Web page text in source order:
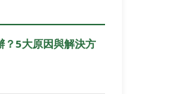
？5大原因與解決方